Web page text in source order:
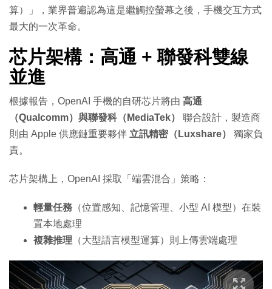
算）」，業界普遍認為這是繼觸控螢幕之後，手機交互方式
最大的一次革命。
芯片架構：高通 + 聯發科雙線
並進
根據報告，OpenAI 手機的自研芯片將由 高通
（Qualcomm）與聯發科（MediaTek）
聯合設計，製造商
則由 Apple 供應鏈重要夥伴 立訊精密（Luxshare）
獨家負
責。
芯片架構上，OpenAI 採取「端雲混合」策略：
輕量任務 （位置感知、記憶管理、小型 AI 模型）在裝
置本地處理
複雜推理 （大型語言模型運算）則上傳雲端處理